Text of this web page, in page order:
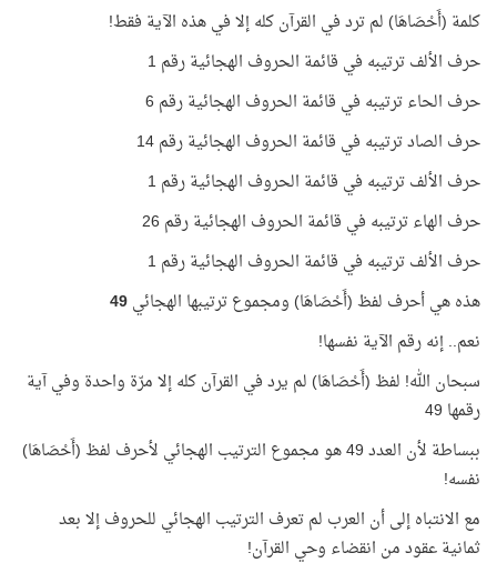
كلمة (أَحْصَاهَا) لم ترد في القرآن كله إلا في هذه الآية فقط!
حرف الألف ترتيبه في قائمة الحروف الهجائية رقم 1
حرف الحاء ترتيبه في قائمة الحروف الهجائية رقم 6
حرف الصاد ترتيبه في قائمة الحروف الهجائية رقم 14
حرف الألف ترتيبه في قائمة الحروف الهجائية رقم 1
حرف الهاء ترتيبه في قائمة الحروف الهجائية رقم 26
حرف الألف ترتيبه في قائمة الحروف الهجائية رقم 1
هذه هي أحرف لفظ (أَحْصَاهَا) ومجموع ترتيبها الهجائي49
نعم.. إنه رقم الآية نفسها!
سبحان الله! لفظ (أَحْصَاهَا) لم يرد في القرآن كله إلا مرّة واحدة وفي آية
رقمها 49
ببساطة لأن العدد 49 هو مجموع الترتيب الهجائي لأحرف لفظ (أَحْصَاهَا)
نفسه!
مع الانتباه إلى أن العرب لم تعرف الترتيب الهجائي للحروف إلا بعد
ثمانية عقود من انقضاء وحي القرآن!